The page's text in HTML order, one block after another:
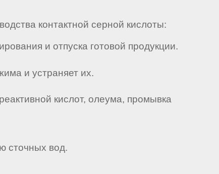
контактной серной кислоты:
и отпуска готовой продукции.
и устраняет их.
кислот, олеума, промывка
сточных вод.